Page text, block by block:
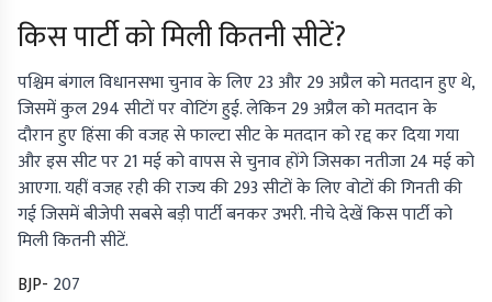
किस पार्टी को मिली कितनी सीटें?
पश्चिम बंगाल विधानसभा चुनाव के लिए 23 और 29 अप्रैल को मतदान हुए थे,
जिसमें कुल 294 सीटों पर वोटिंग हुई. लेकिन 29 अप्रैल को मतदान के
दौरान हुए हिंसा की वजह से फाल्टा सीट के मतदान को रद्द कर दिया गया
और इस सीट पर 21 मई को वापस से चुनाव होंगे जिसका नतीजा 24 मई को
आएगा. यहीं वजह रही की राज्य की 293 सीटों के लिए वोटों की गिनती की
गई जिसमें बीजेपी सबसे बड़ी पार्टी बनकर उभरी. नीचे देखें किस पार्टी को
मिली कितनी सीटें.
BJP- 207